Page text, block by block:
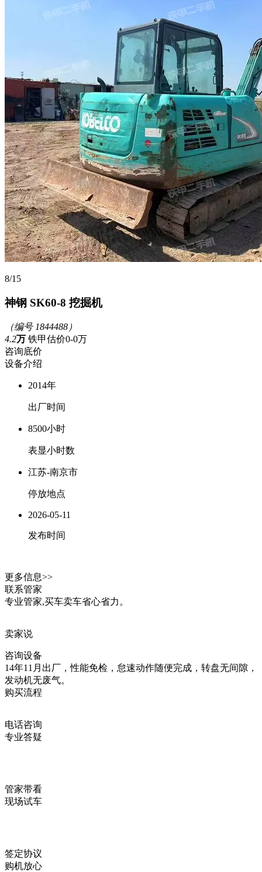
10/15
神钢 SK60-8 挖掘机
（编号 1844488）
4.2万 铁甲估价0-0万
咨询底价
设备介绍
2014年
出厂时间
8500小时
表显小时数
江苏-南京市
停放地点
2026-05-11
发布时间
更多信息>>
联系管家
专业管家,买车卖车省心省力。
卖家说
咨询设备
14年11月出厂，性能免检，怠速动作随便完成，转盘无间隙，
发动机无废气。
购买流程
电话咨询
专业答疑
管家带看
现场试车
签定协议
购机放心